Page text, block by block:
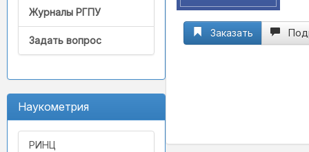
Журналы РГПУ
Задать вопрос
Наукометрия
РИНЦ
Заказать